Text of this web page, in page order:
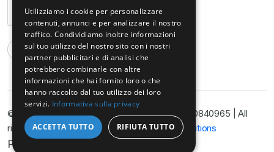
© Copyright@ Studio Legale Armella P.I. 11090840965 | All
rights reserved 2025 | Developed byNyx Solutions
Privacy Policy
Utilizziamo i cookie per personalizzare
contenuti, annunci e per analizzare il nostro
traffico. Condividiamo inoltre informazioni
sul tuo utilizzo del nostro sito con i nostri
partner pubblicitari e di analisi che
potrebbero combinarle con altre
informazioni che hai fornito loro o che
hanno raccolto dal tuo utilizzo dei loro
servizi. Informativa sulla privacy
ACCETTA TUTTO RIFIUTA TUTTO